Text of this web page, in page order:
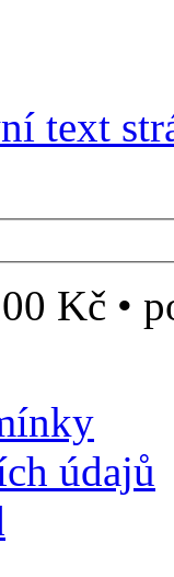
text
Kč •
údajů